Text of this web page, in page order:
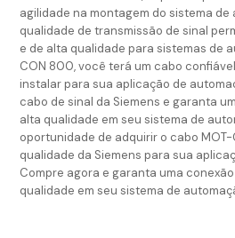
agilidade na montagem do sistema de
qualidade de transmissão de sinal
e de alta qualidade para sistemas de
CON 800, você terá um cabo
instalar para sua aplicação de
cabo de sinal da Siemens e garanta
alta qualidade em seu sistema de
oportunidade de adquirir o cabo
qualidade da Siemens para sua
Compre agora e garanta uma
qualidade em seu sistema de